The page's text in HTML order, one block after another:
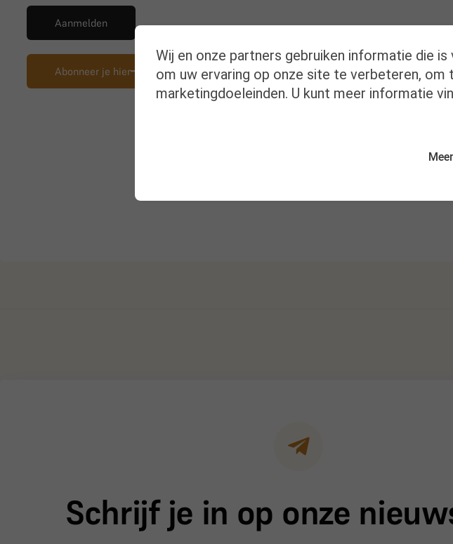
Aanmelden
Abonneer je hier
Schrijf je in op onze
Wij en onze partners gebruiken informatie die
om uw ervaring op onze site te verbeteren, om
marketingdoeleinden. U kunt meer informatie